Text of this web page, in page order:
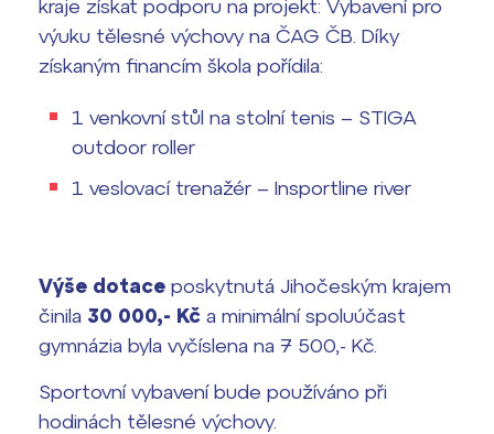
Press kit ›
Přípravné kurzy a přijímací zkoušky
nanečisto
Výsledky 1. kola přijímacího řízení
Maturitní zkoušky
FOCUSing
Zahraniční stipendia
ČAG studentský
vyhledávání
Bakaláři
Office 365
kraje získat podporu na projekt: Vybavení pro
výuku tělesné výchovy na ČAG ČB. Díky
získaným financím škola pořídila:
1 venkovní stůl na stolní tenis – STIGA
outdoor roller
1 veslovací trenažér – Insportline river
Výše dotace poskytnutá Jihočeským krajem
činila 30 000,- Kč a minimální spoluúčast
gymnázia byla vyčíslena na 7 500,- Kč.
Sportovní vybavení bude používáno při
hodinách tělesné výchovy.